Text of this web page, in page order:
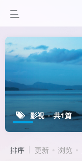
影视 共1篇
排序 更新 浏览